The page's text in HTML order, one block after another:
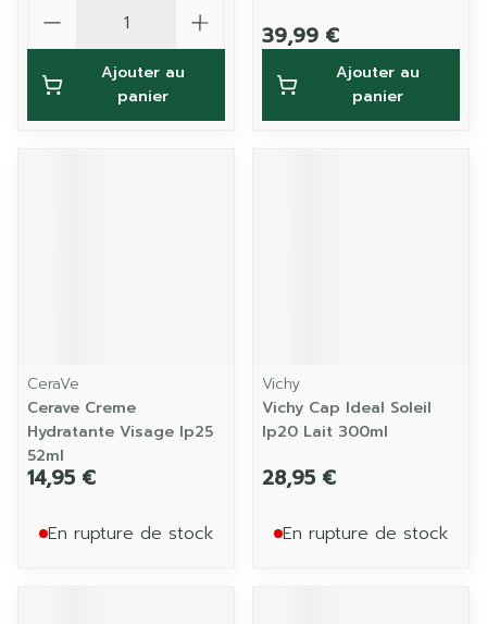
Ajouter au
panier
39,99 €
Ajouter au
panier
CeraVe
Cerave Creme
Hydratante Visage Ip25
52ml
14,95 €
En rupture de stock
Vichy
Vichy Cap Ideal Soleil
Ip20 Lait 300ml
28,95 €
En rupture de stock